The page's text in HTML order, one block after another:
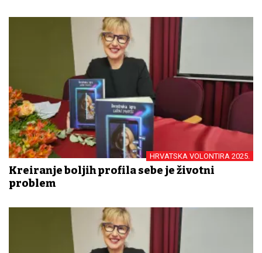
HRVATSKA VOLONTIRA 2025.
Kreiranje boljih profila sebe je životni
problem